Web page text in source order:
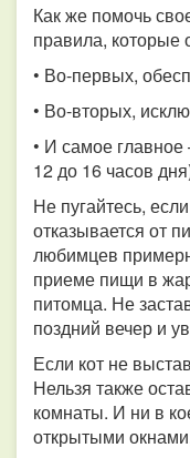
Как же помочь
правила, которые
• Во-первых,
• Во-вторых,
• И самое
12 до 16 часов
Не пугайтесь,
отказывается от
любимцев
приеме пищи в
питомца. Не
поздний вечер и
Если кот не
Нельзя также
комнаты. И ни в
открытыми